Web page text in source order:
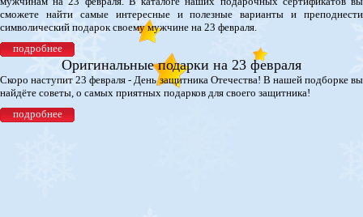
сможете найти самые интересные и полезные варианты и преподнести
символический подарок своему мужчине на 23 февраля.
подробнее
Оригинальные подарки на 23 февраля
Скоро наступит 23 февраля - День защитника Отечества! В нашей подборке вы
найдёте советы, о самых приятных подарков для своего защитника!
подробнее